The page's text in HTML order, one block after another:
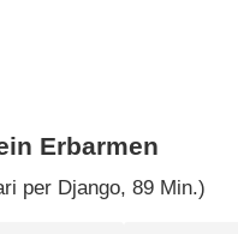
Erbarmen
per Django‎, 89 Min.)